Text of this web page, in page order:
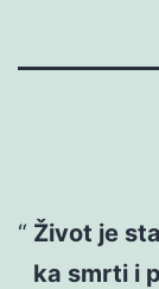
Život je
ka smrti i